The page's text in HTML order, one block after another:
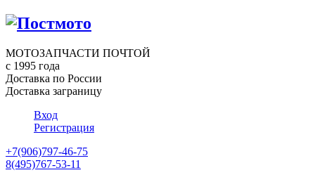
МОТОЗАПЧАСТИ ПОЧТОЙ
с 1995 года
Доставка по России
Доставка заграницу
Вход
Регистрация
+7(906)797-46-75
8(495)767-53-11